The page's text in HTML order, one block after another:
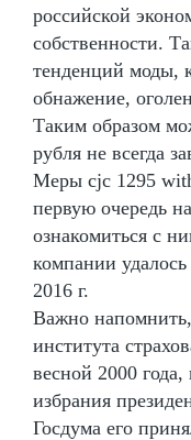
российской
собственности.
тенденций моды,
обнажение,
Таким образом
рубля не всегда
Меры cjc 1295
первую очередь
ознакомиться с
компании
2016 г.
Важно
института
весной 2000
избрания
Госдума его